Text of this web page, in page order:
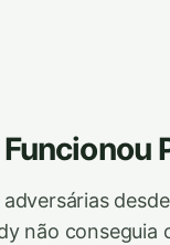
não conseguia